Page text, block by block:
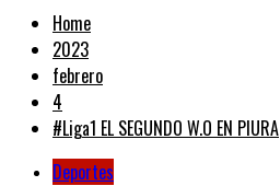
Home
2023
febrero
4
#Liga1 EL SEGUNDO W.O EN PIURA
Deportes